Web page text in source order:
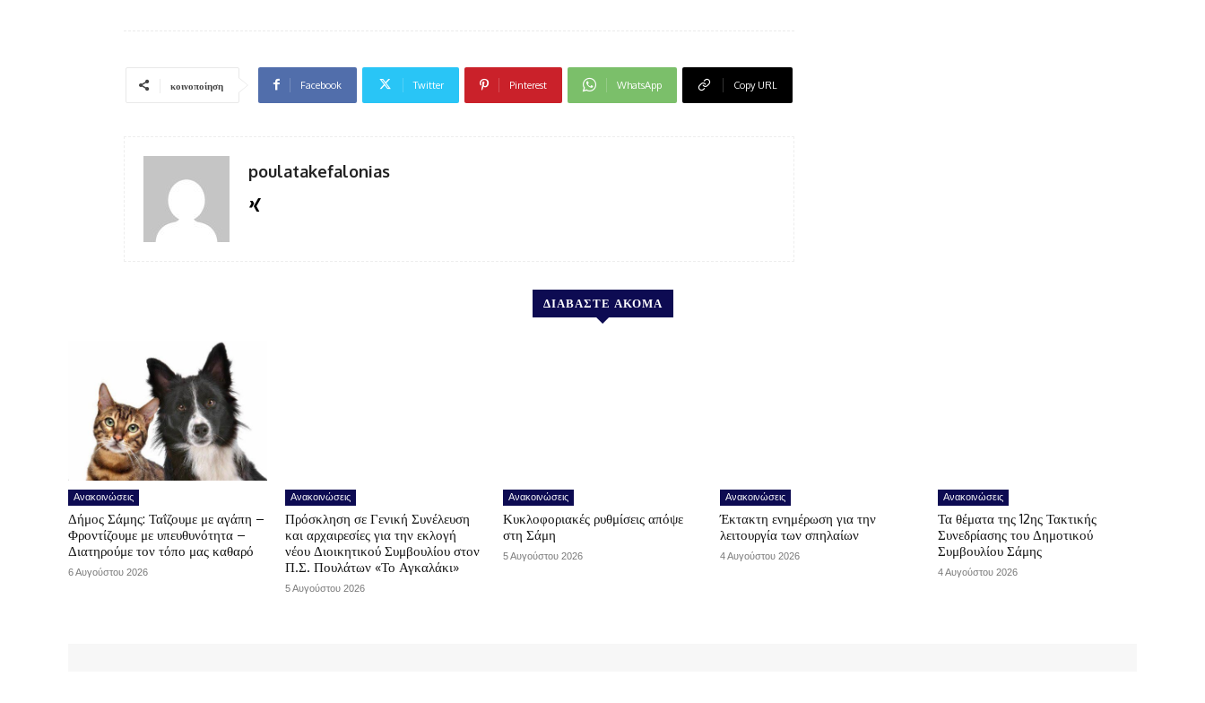
κοινοποίηση Facebook Twitter Pinterest WhatsApp Copy URL
poulatakefalonias
ΔΙΑΒΑΣΤΕ ΑΚΟΜΑ
Ανακοινώσεις
Δήμος Σάμης: Ταΐζουμε με αγάπη –
Φροντίζουμε με υπευθυνότητα –
Διατηρούμε τον τόπο μας καθαρό
6 Αυγούστου 2026
Ανακοινώσεις
Πρόσκληση σε Γενική Συνέλευση
και αρχαιρεσίες για την εκλογή
νέου Διοικητικού Συμβουλίου στον
Π.Σ. Πουλάτων «Το Αγκαλάκι»
5 Αυγούστου 2026
Ανακοινώσεις
Κυκλοφοριακές ρυθμίσεις απόψε
στη Σάμη
5 Αυγούστου 2026
Ανακοινώσεις
Έκτακτη ενημέρωση για την
λειτουργία των σπηλαίων
4 Αυγούστου 2026
Ανακοινώσεις
Τα θέματα της 12ης Τακτικής
Συνεδρίασης του Δημοτικού
Συμβουλίου Σάμης
4 Αυγούστου 2026